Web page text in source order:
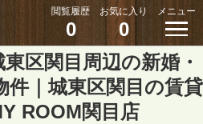
閲覧履歴
0
お気に入り
0
メニュー
東区関目周辺の新婚・
件｜城東区関目の賃貸
ROOM関目店